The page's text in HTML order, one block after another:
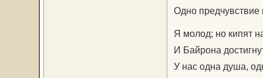
Одно предчувствие
Я молод; но кипят
И Байрона
У нас одна душа,